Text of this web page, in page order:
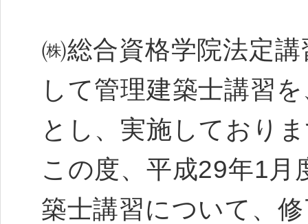
㈱総合資格学院法定
して管理建築士講習
とし、実施しており
この度、平成29年1
築士講習について、